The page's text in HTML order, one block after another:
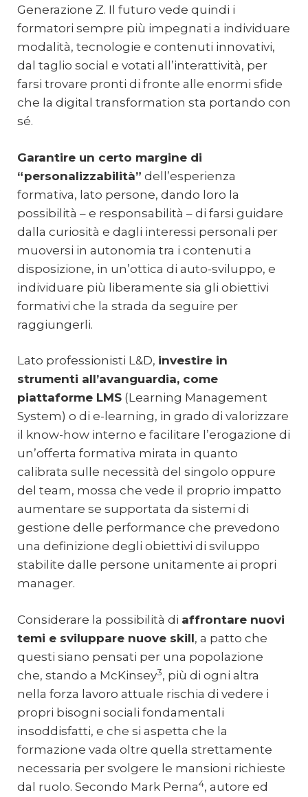
Generazione Z. Il futuro vede quindi i
formatori sempre più impegnati a individuare
modalità, tecnologie e contenuti innovativi,
dal taglio social e votati all’interattività, per
farsi trovare pronti di fronte alle enormi sfide
che la digital transformation sta portando con
sé.
Garantire un certo margine di
“personalizzabilità” dell’esperienza
formativa, lato persone, dando loro la
possibilità – e responsabilità – di farsi guidare
dalla curiosità e dagli interessi personali per
muoversi in autonomia tra i contenuti a
disposizione, in un’ottica di auto-sviluppo, e
individuare più liberamente sia gli obiettivi
formativi che la strada da seguire per
raggiungerli.
Lato professionisti L&D, investire in
strumenti all’avanguardia, come
piattaforme LMS (Learning Management
System) o di e-learning, in grado di valorizzare
il know-how interno e facilitare l’erogazione di
un’offerta formativa mirata in quanto
calibrata sulle necessità del singolo oppure
del team, mossa che vede il proprio impatto
aumentare se supportata da sistemi di
gestione delle performance che prevedono
una definizione degli obiettivi di sviluppo
stabilite dalle persone unitamente ai propri
manager.
Considerare la possibilità di affrontare nuovi
temi e sviluppare nuove skill, a patto che
questi siano pensati per una popolazione
che, stando a McKinsey3, più di ogni altra
nella forza lavoro attuale rischia di vedere i
propri bisogni sociali fondamentali
insoddisfatti, e che si aspetta che la
formazione vada oltre quella strettamente
necessaria per svolgere le mansioni richieste
dal ruolo. Secondo Mark Perna4, autore ed